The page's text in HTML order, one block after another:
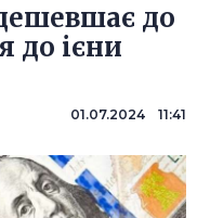
до
до ієни
01.07.2024 11:41